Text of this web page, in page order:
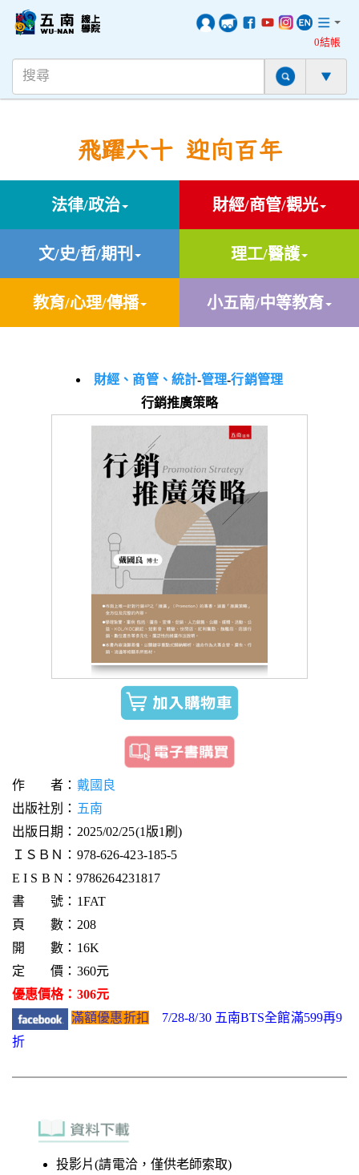
0結帳
飛躍六十 迎向百年
法律/政治 財經/商管/觀光
文/史/哲/期刊 理工/醫護
教育/心理/傳播 小五南/中等教育
財經、商管、統計-管理-行銷管理
行銷推廣策略
作 者： 戴國良
出版社別： 五南
出版日期：2025/02/25(1版1刷)
ＩＳＢＮ：978-626-423-185-5
E I S B N：9786264231817
書 號：1FAT
頁 數：208
開 數：16K
定 價：360元
優惠價格：306元
滿額優惠折扣
7/28-8/30 五南BTS全館滿599再9
折
投影片(請電洽，僅供老師索取)